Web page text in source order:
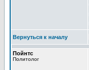
Вернуться к началу
Пойнтс
Политолог